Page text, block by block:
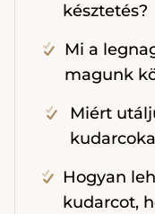
késztetés?
Mi a
magunk
Miért
Hogyan
kudarcot,